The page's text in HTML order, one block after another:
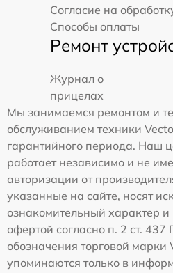
Согласие на
Способы оплаты
Ремонт
Журнал о
прицелах
Мы занимаемся ремонтом и
обслуживанием техники
гарантийного периода. Наш
работает независимо и не
авторизации от
указанные на сайте, носят
ознакомительный характер
офертой согласно п. 2 ст.
обозначения торговой марки
упоминаются только в